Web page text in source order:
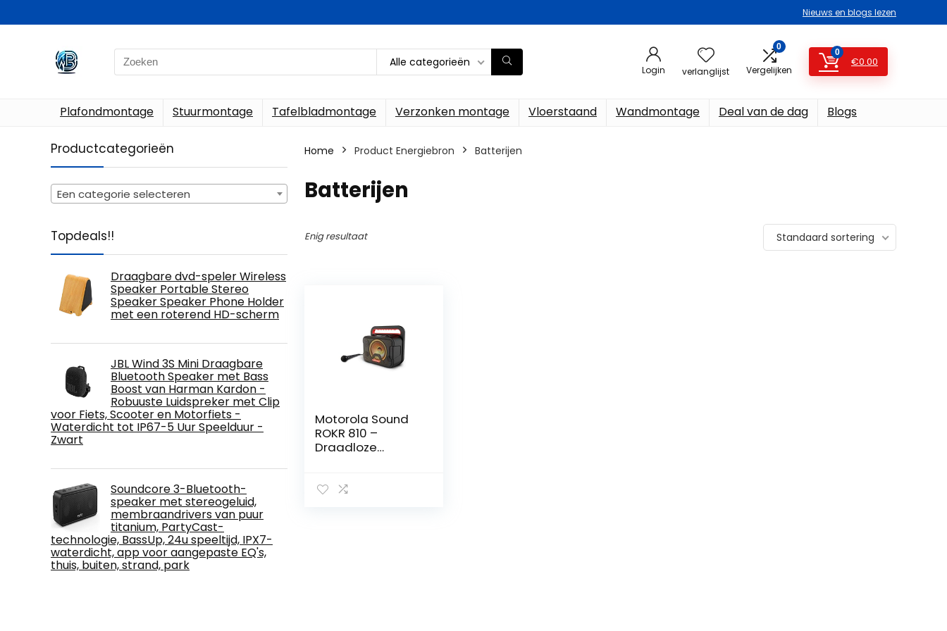
Nieuws en blogs lezen
Search
for:
Alle categorieën
Login verlanglijst
0
Vergelijken
0
€0.00
Plafondmontage Stuurmontage Tafelbladmontage Verzonken montage Vloerstaand Wandmontage Deal van de dag Blogs
Productcategorieën
Een categorie selecteren
Topdeals!!
Draagbare dvd-speler Wireless
Speaker Portable Stereo
Speaker Speaker Phone Holder
met een roterend HD-scherm
JBL Wind 3S Mini Draagbare
Bluetooth Speaker met Bass
Boost van Harman Kardon -
Robuuste Luidspreker met Clip
voor Fiets, Scooter en Motorfiets -
Waterdicht tot IP67-5 Uur Speelduur -
Zwart
Soundcore 3-Bluetooth-
speaker met stereogeluid,
membraandrivers van puur
titanium, PartyCast-
technologie, BassUp, 24u speeltijd, IPX7-
waterdicht, app voor aangepaste EQ's,
thuis, buiten, strand, park
Home Product Energiebron ‎Batterijen
‎Batterijen
Enig resultaat Standaard sortering
Motorola Sound
ROKR 810 –
Draadloze
5.0 – LED –